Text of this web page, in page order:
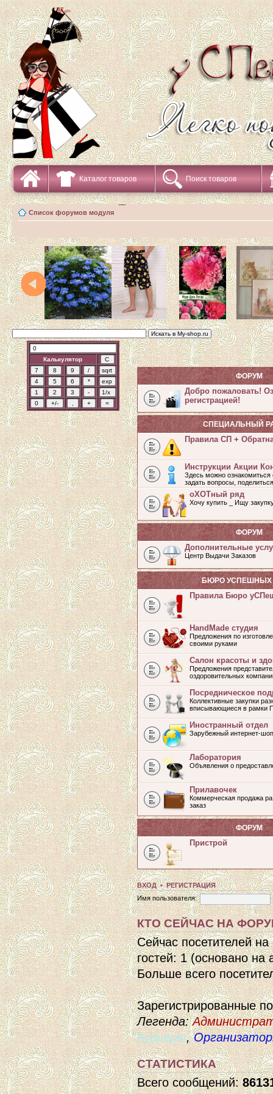
Каталог товаров Поиск товаров
Список форумов модуля
Калькулятор
ФОРУМ
Добро пожаловать!
регистрацией!
СПЕЦИАЛЬНЫЙ
Правила СП +
Инструкции Акции
Здесь можно
задать вопросы,
оХОТный ряд
Хочу купить _ Ищу
ФОРУМ
Дополнительные
Центр Выдачи Заказов
БЮРО УСПЕШНЫХ
Правила Бюро
HandMade студия
Предложения по
своими руками
Салон красоты и
Предложения
оздоровительных
Посредническое
Коллективные закупки
вписывающиеся в рамки
Иностранный отдел
Зарубежный интернет-
Лаборатория
Объявления о
Прилавочек
Коммерческая продажа
заказ
ФОРУМ
Пристрой
ВХОД•РЕГИСТРАЦИЯ
Имя пользователя:
КТО СЕЙЧАС НА
Сейчас посетителей
гостей: 1 (основано на
Больше всего
Зарегистрированные
Легенда:
Курьеры,
СТАТИСТИКА
Всего сообщений: